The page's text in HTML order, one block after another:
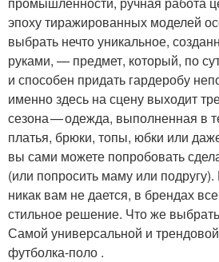
эпоху тиражированных моделей
выбрать нечто уникальное,
руками, — предмет, который, по
и способен придать гардеробу
именно здесь на сцену выходит
сезона — одежда, выполненная в
платья, брюки, топы, юбки или
вы сами можете попробовать
(или попросить маму или
никак вам не дается, в брендах
стильное решение. Что же
Самой универсальной и
футболка‑поло .